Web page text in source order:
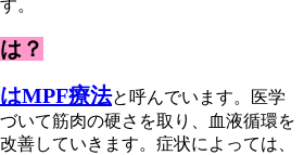
。
？
MPF療法と呼んでいます。医学
いて筋肉の硬さを取り、血液循環を
善していきます。症状によっては、